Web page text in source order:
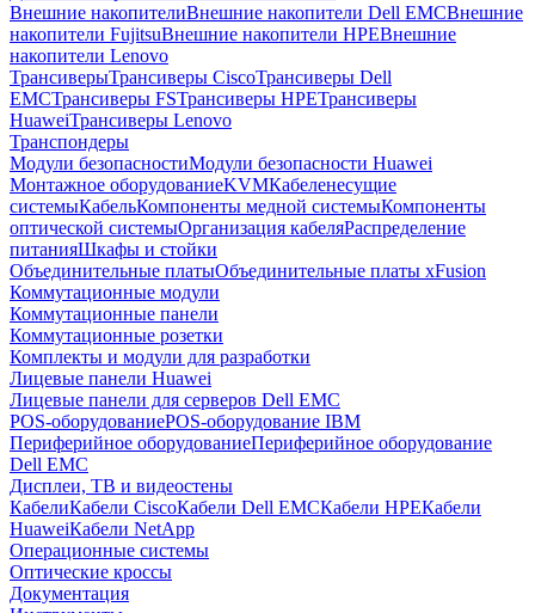
Внешние накопителиВнешние накопители Dell EMCВнешние
накопители FujitsuВнешние накопители HPEВнешние
накопители Lenovo
ТрансиверыТрансиверы CiscoТрансиверы Dell
EMCТрансиверы FSТрансиверы HPEТрансиверы
HuaweiТрансиверы Lenovo
Транспондеры
Модули безопасностиМодули безопасности Huawei
Монтажное оборудованиеKVMКабеленесущие
системыКабельКомпоненты медной системыКомпоненты
оптической системыОрганизация кабеляРаспределение
питанияШкафы и стойки
Объединительные платыОбъединительные платы xFusion
Коммутационные модули
Коммутационные панели
Коммутационные розетки
Комплекты и модули для разработки
Лицевые панели Huawei
Лицевые панели для серверов Dell EMC
POS-оборудованиеPOS-оборудование IBM
Периферийное оборудованиеПериферийное оборудование
Dell EMC
Дисплеи, ТВ и видеостены
КабелиКабели CiscoКабели Dell EMCКабели HPEКабели
HuaweiКабели NetApp
Операционные системы
Оптические кроссы
Документация